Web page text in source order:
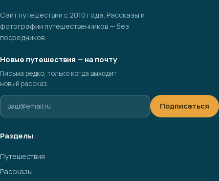
Сайт путешествий с 2010 года. Рассказы и
фотографии путешественников — без
посредников.
Новые путешествия — на почту
Письма редко, только когда выходит
новый рассказ.
Подписаться
Разделы
Путешествия
Рассказы